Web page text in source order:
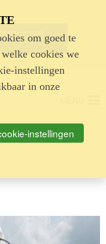
om goed te
cookies we
instellingen
in onze
instellingen